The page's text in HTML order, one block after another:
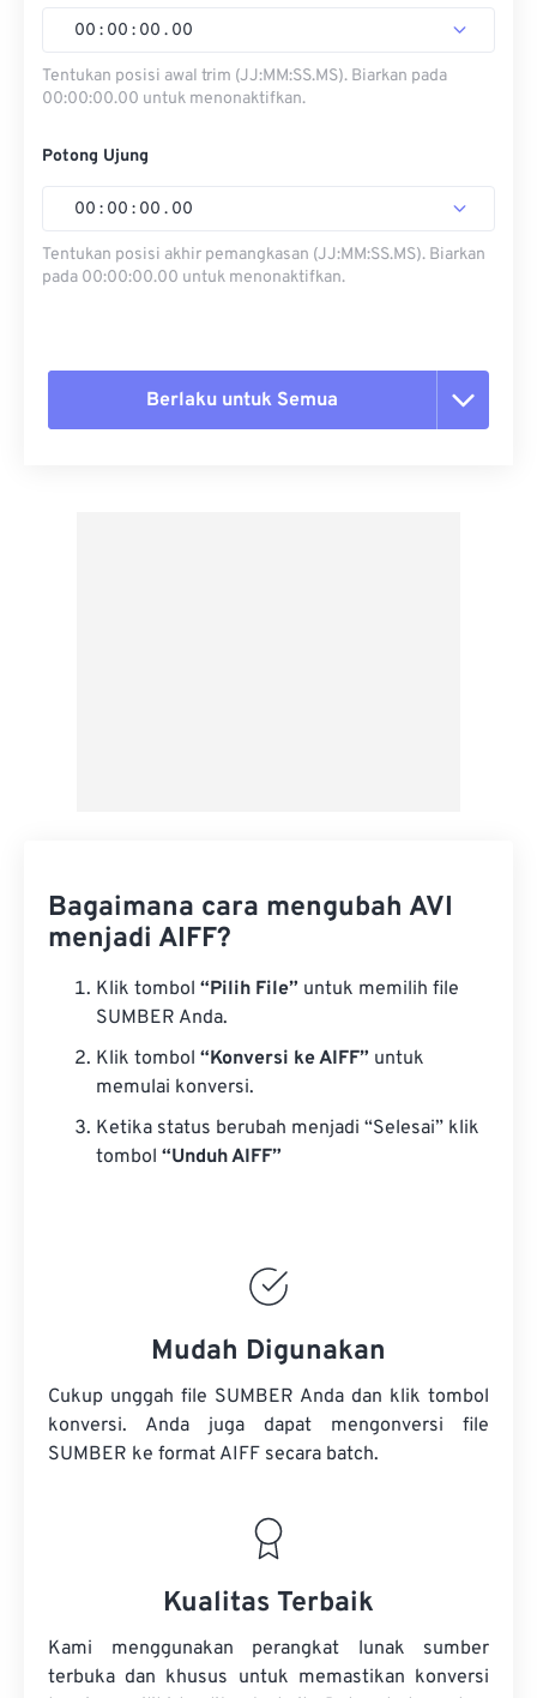
00 : 00 : 00 . 00
Tentukan posisi awal trim (JJ:MM:SS.MS). Biarkan pada
00:00:00.00 untuk menonaktifkan.
Potong Ujung
00 : 00 : 00 . 00
Tentukan posisi akhir pemangkasan (JJ:MM:SS.MS). Biarkan
pada 00:00:00.00 untuk menonaktifkan.
Berlaku untuk Semua
Bagaimana cara mengubah AVI
menjadi AIFF?
Klik tombol “Pilih File” untuk memilih file
SUMBER Anda.
Klik tombol “Konversi ke AIFF” untuk
memulai konversi.
Ketika status berubah menjadi “Selesai” klik
tombol “Unduh AIFF”
Mudah Digunakan
Cukup unggah file SUMBER Anda dan klik tombol
konversi. Anda juga dapat mengonversi file
SUMBER ke format AIFF secara batch.
Kualitas Terbaik
Kami menggunakan perangkat lunak sumber
terbuka dan khusus untuk memastikan konversi